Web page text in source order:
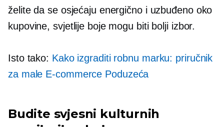
želite da se osjećaju energično i uzbuđeno oko
kupovine, svjetlije boje mogu biti bolji izbor.
Isto tako: Kako izgraditi robnu marku: priručnik
za male E-commerce Poduzeća
Budite svjesni kulturnih